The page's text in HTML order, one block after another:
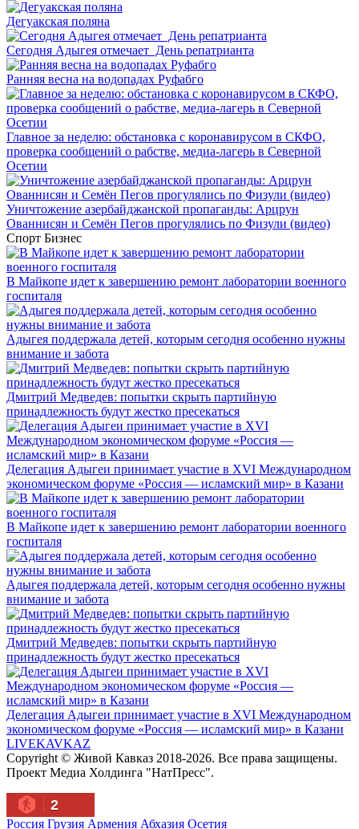
Дегуакская поляна
Сегодня Адыгея отмечает День репатрианта
Ранняя весна на водопадах Руфабго
Главное за неделю: обстановка с коронавирусом в СКФО,
проверка сообщений о рабстве, медиа-лагерь в Северной
Осетии
Уничтожение азербайджанской пропаганды: Арцрун
Ованнисян и Семён Пегов прогулялись по Физули (видео)
Спорт Бизнес
В Майкопе идет к завершению ремонт лаборатории военного
госпиталя
Адыгея поддержала детей, которым сегодня особенно нужны
внимание и забота
Дмитрий Медведев: попытки скрыть партийную
принадлежность будут жестко пресекаться
Делегация Адыгеи принимает участие в XVI Международном
экономическом форуме «Россия — исламский мир» в Казани
В Майкопе идет к завершению ремонт лаборатории военного
госпиталя
Адыгея поддержала детей, которым сегодня особенно нужны
внимание и забота
Дмитрий Медведев: попытки скрыть партийную
принадлежность будут жестко пресекаться
Делегация Адыгеи принимает участие в XVI Международном
экономическом форуме «Россия — исламский мир» в Казани
LIVEKAVKAZ
Copyright © Живой Кавказ 2018-2026. Все права защищены.
Проект Медиа Холдинга "НатПресс".
2
Россия Грузия Армения Абхазия Осетия